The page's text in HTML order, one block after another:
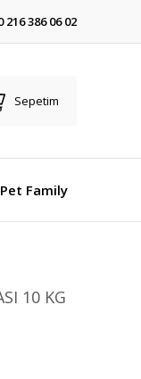
216 386 06 02
Sepetim
Pet Family
10 KG